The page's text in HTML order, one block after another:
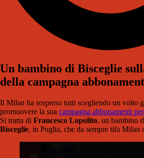
Un bambino di Bisceglie
della campagna
Il Milan ha sorpreso tutti scegliendo un volto
promuovere la sua campagna abbonamenti
Si tratta di Francesco Lopolito, un bambino
Bisceglie, in Puglia, che da sempre tifa Milan